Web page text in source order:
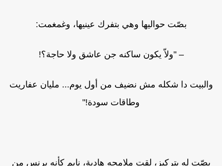
بصّت حواليها وهي بتفرك عينيها، وغمغمت:
– "ولاّ يكون ساكنه جن عاشق ولا حاجة؟!
والبيت دا شكله مش نضيف من أول يوم... مليان عفاريت
وطاقات سودة!"
بصّت له بتركيز، لقت ملامحه هادية، نايم كأنه برنس من